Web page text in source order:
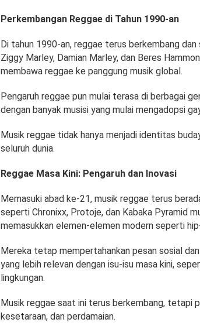
Perkembangan Reggae di Tahun 1990-an
Di tahun 1990-an, reggae terus berkembang
Ziggy Marley, Damian Marley, dan Beres
membawa reggae ke panggung musik global.
Pengaruh reggae pun mulai terasa di berbagai
dengan banyak musisi yang mulai mengadopsi
Musik reggae tidak hanya menjadi identitas
seluruh dunia.
Reggae Masa Kini: Pengaruh dan Inovasi
Memasuki abad ke-21, musik reggae terus
seperti Chronixx, Protoje, dan Kabaka Pyramid
memasukkan elemen-elemen modern seperti
Mereka tetap mempertahankan pesan sosial
yang lebih relevan dengan isu-isu masa kini,
lingkungan.
Musik reggae saat ini terus berkembang, tetapi
kesetaraan, dan perdamaian.